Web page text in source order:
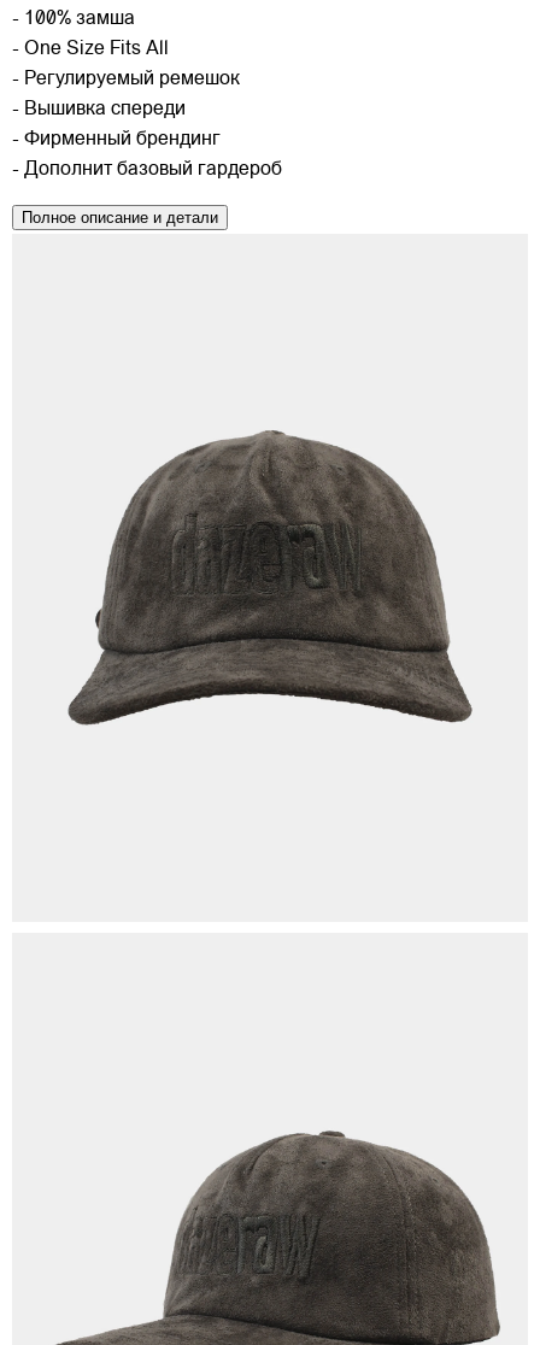
- 100% замша
- One Size Fits All
- Регулируемый ремешок
- Вышивка спереди
- Фирменный брендинг
- Дополнит базовый гардероб
Полное описание и детали